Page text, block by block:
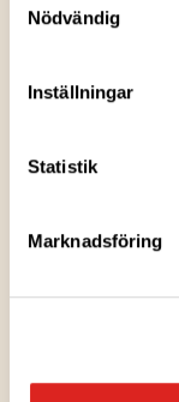
Nödvändig
Inställningar
Statistik
Marknadsföring